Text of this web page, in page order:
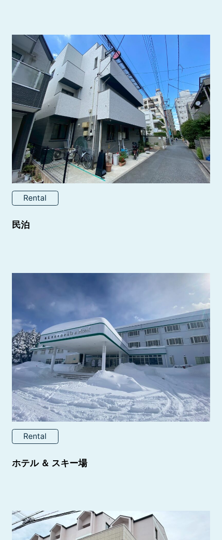
Rental
民泊
Rental
ホテル ＆ スキー場